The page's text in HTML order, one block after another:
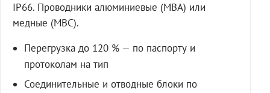
IP66. Проводники алюминиевые (МВА) или
медные (МВС).
Перегрузка до 120 % — по паспорту и
протоколам на тип
Соединительные и отводные блоки по